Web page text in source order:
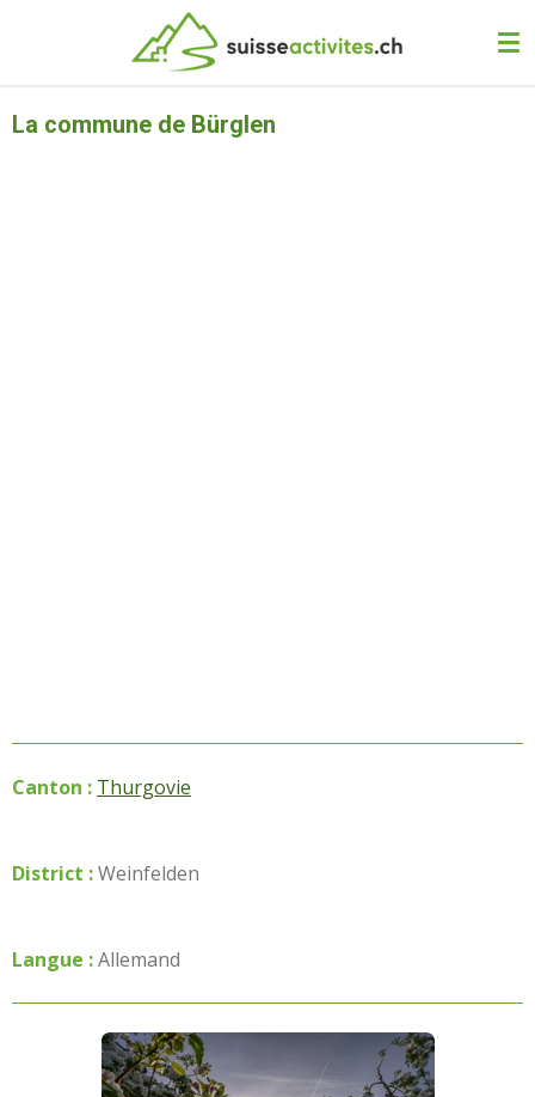
principal
La commune de Bürglen
Canton : Thurgovie
District :Weinfelden
Langue :Allemand